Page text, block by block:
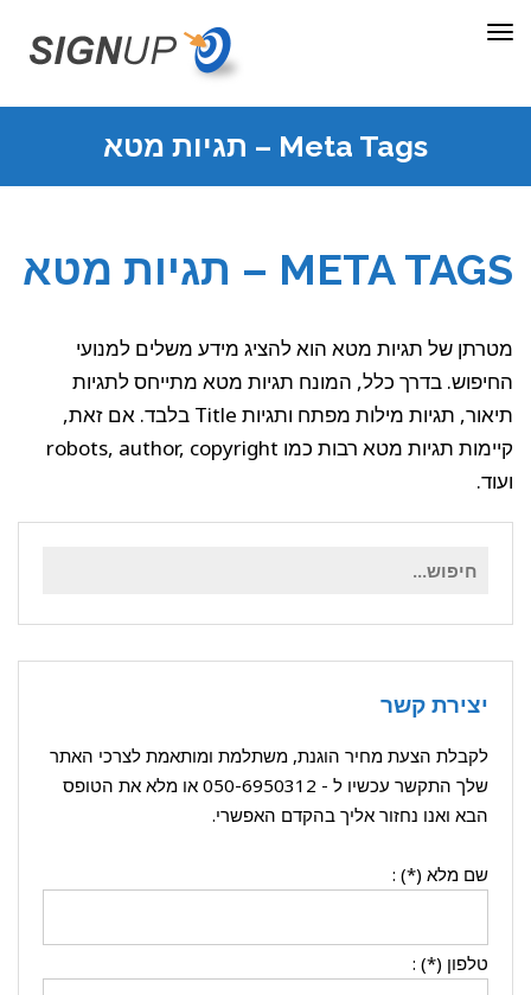
תפריט
Meta Tags – תגיות מטא
META TAGS – תגיות מטא
מטרתן של תגיות מטא הוא להציג מידע משלים למנועי
החיפוש. בדרך כלל, המונח תגיות מטא מתייחס לתגיות
תיאור, תגיות מילות מפתח ותגיות Title בלבד. אם זאת,
קיימות תגיות מטא רבות כמו robots, author, copyright
ועוד.
יצירת קשר
לקבלת הצעת מחיר הוגנת, משתלמת ומותאמת לצרכי האתר
שלך התקשר עכשיו ל - 050-6950312 או מלא את הטופס
הבא ואנו נחזור אליך בהקדם האפשרי.
שם מלא (*) :
טלפון (*) :